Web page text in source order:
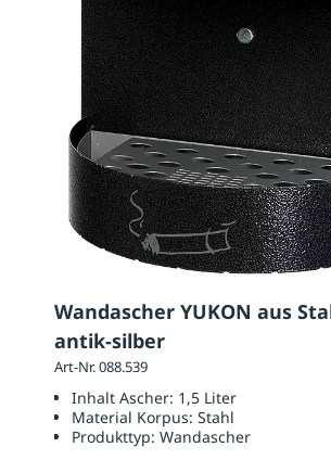
Wandascher YUKON aus
antik-silber
Art-Nr. 088.539
Inhalt Ascher: 1,5 Liter
Material Korpus: Stahl
Produkttyp: Wandascher